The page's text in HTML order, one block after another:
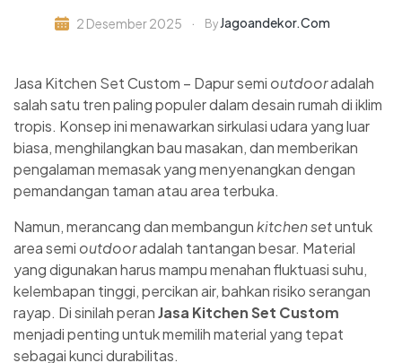
2 Desember 2025 By Jagoandekor.com
Jasa Kitchen Set Custom – Dapur semi outdooradalah
salah satu tren paling populer dalam desain rumah di iklim
tropis. Konsep ini menawarkan sirkulasi udara yang luar
biasa, menghilangkan bau masakan, dan memberikan
pengalaman memasak yang menyenangkan dengan
pemandangan taman atau area terbuka.
Namun, merancang dan membangunkitchen setuntuk
area semi outdooradalah tantangan besar. Material
yang digunakan harus mampu menahan fluktuasi suhu,
kelembapan tinggi, percikan air, bahkan risiko serangan
rayap. Di sinilah peranJasa Kitchen Set Custom
menjadi penting untuk memilih material yang tepat
sebagai kunci durabilitas.